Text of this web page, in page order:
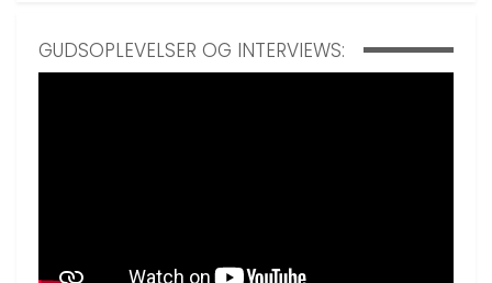
GUDSOPLEVELSER OG INTERVIEWS: